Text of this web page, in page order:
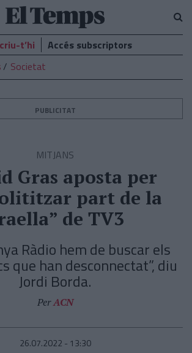
t’hi
Accés subscriptors
Societat
PUBLICITAT
MITJANS
Gras aposta per
part de la
de TV3
Ràdio hem de buscar els
que han desconnectat”, diu
Jordi Borda.
PerACN
26.07.2022 - 13:30